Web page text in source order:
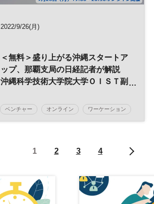
2022/9/26(月)
＜無料＞盛り上がる沖縄スタートア
ップ、那覇支局の日経記者が解説
沖縄科学技術大学院大学ＯＩＳＴ副
マンが登壇 ◇日経イノベーショ
ン・ミートアップ
ベンチャー オンライン ワーケーション
スタートアップ デジタル
オープンイノベーション 平日夜開催
1 2 3 4